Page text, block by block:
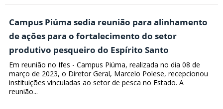
Campus Piúma sedia reunião para alinhamento
de ações para o fortalecimento do setor
produtivo pesqueiro do Espírito Santo
Em reunião no Ifes - Campus Piúma, realizada no dia 08 de
março de 2023, o Diretor Geral, Marcelo Polese, recepcionou
instituições vinculadas ao setor de pesca no Estado. A
reunião...